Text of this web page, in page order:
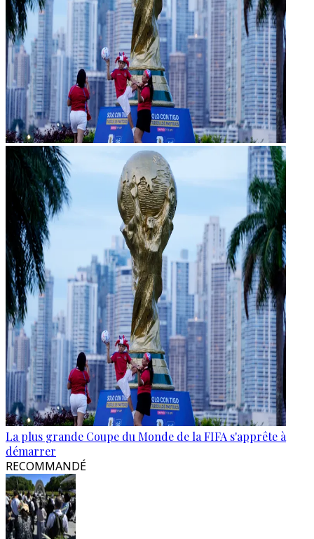
La plus grande Coupe du Monde de la FIFA s'apprête à
démarrer
RECOMMANDÉ